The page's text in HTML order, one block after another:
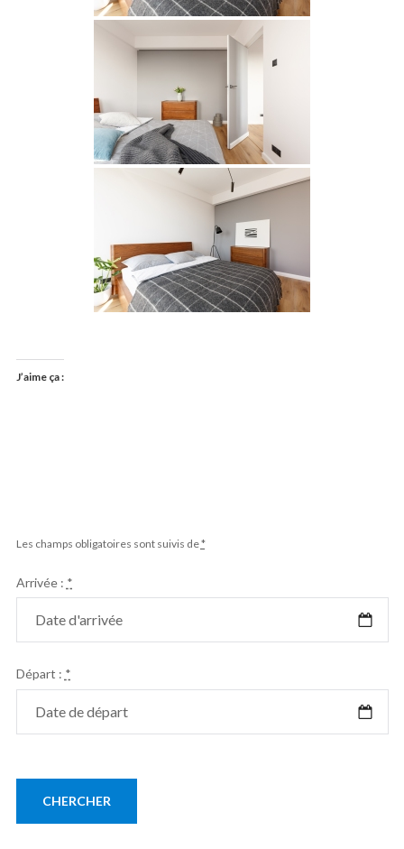
J’aime ça :
Les champs obligatoires sont suivis de*
Arrivée : *
Départ : *